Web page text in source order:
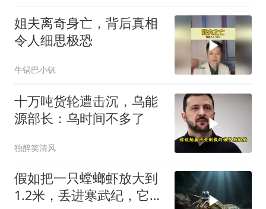
姐夫离奇身亡，背后真相
令人细思极恐
牛锅巴小钒
十万吨货轮遭击沉，乌能
源部长：乌时间不多了
独醉笑清风
假如把一只螳螂虾放大到
1.2米，丢进寒武纪，它能